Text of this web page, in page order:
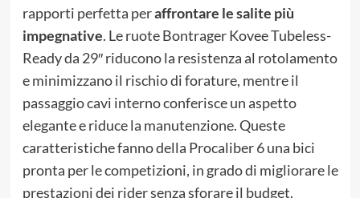
rapporti perfetta peraffrontare le salite più
impegnative. Le ruote Bontrager Kovee Tubeless-
Ready da 29″ riducono la resistenza al rotolamento
e minimizzano il rischio di forature, mentre il
passaggio cavi interno conferisce un aspetto
elegante e riduce la manutenzione. Queste
caratteristiche fanno della Procaliber 6 una bici
pronta per le competizioni, in grado di migliorare le
prestazioni dei rider senza sforare il budget.